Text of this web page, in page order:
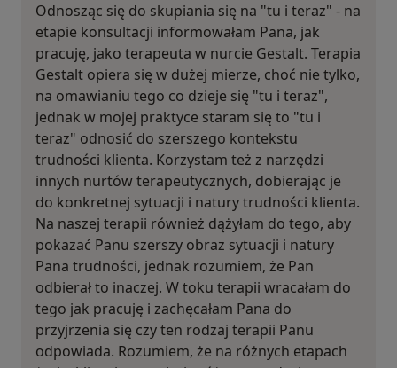
Odnosząc się do skupiania się na "tu i teraz" - na
etapie konsultacji informowałam Pana, jak
pracuję, jako terapeuta w nurcie Gestalt. Terapia
Gestalt opiera się w dużej mierze, choć nie tylko,
na omawianiu tego co dzieje się "tu i teraz",
jednak w mojej praktyce staram się to "tu i
teraz" odnosić do szerszego kontekstu
trudności klienta. Korzystam też z narzędzi
innych nurtów terapeutycznych, dobierając je
do konkretnej sytuacji i natury trudności klienta.
Na naszej terapii również dążyłam do tego, aby
pokazać Panu szerszy obraz sytuacji i natury
Pana trudności, jednak rozumiem, że Pan
odbierał to inaczej. W toku terapii wracałam do
tego jak pracuję i zachęcałam Pana do
przyjrzenia się czy ten rodzaj terapii Panu
odpowiada. Rozumiem, że na różnych etapach